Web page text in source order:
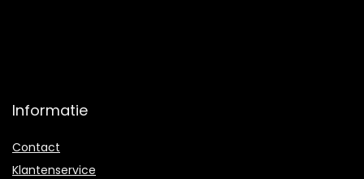
Informatie
Contact
Klantenservice